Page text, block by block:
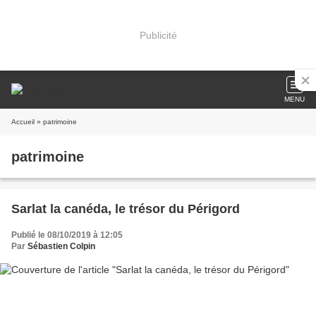
Publicité
MENU
Accueil » patrimoine
patrimoine
Sarlat la canéda, le trésor du Périgord
Publié le 08/10/2019 à 12:05
Par Sébastien Colpin